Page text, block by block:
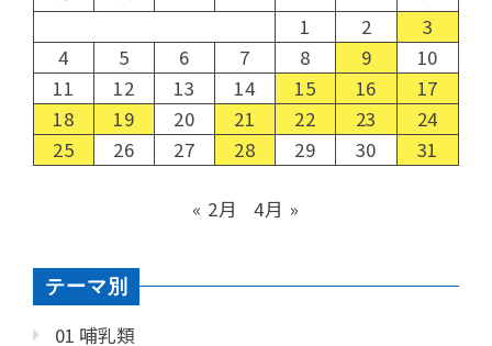
1
2
3
4
5 6 7 8 9
10
11
12 13 14 15 16
17
18
19 20 21 22 23
24
25
26 27 28 29 30 31
« 2月 4月 »
テーマ別
01 哺乳類